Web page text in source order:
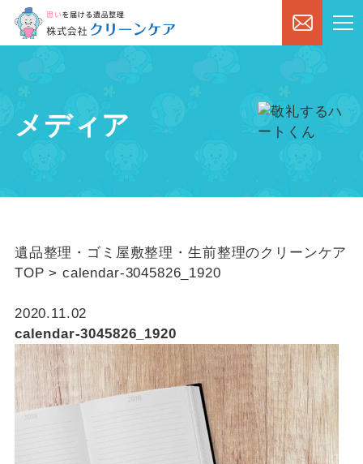
メディア
遺品整理・ゴミ屋敷整理・生前整理のクリーンケア
TOP > calendar-3045826_1920
2020.11.02
calendar-3045826_1920